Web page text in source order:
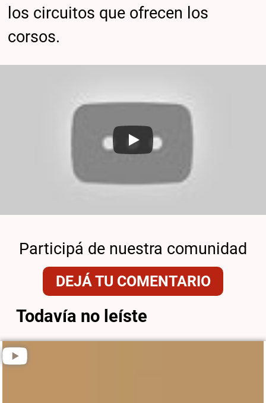
los circuitos que ofrecen los
corsos.
Participá de nuestra comunidad
DEJÁ TU COMENTARIO
Todavía no leíste